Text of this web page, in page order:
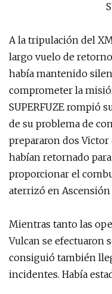
A la tripulación del
largo vuelo de
había mantenido
comprometer la
SUPERFUZE rompió
de su problema de
prepararon dos Victor
habían retornado
proporcionar el
aterrizó en
Mientras tanto las
Vulcan se efectuaron
consiguió también
incidentes. Había